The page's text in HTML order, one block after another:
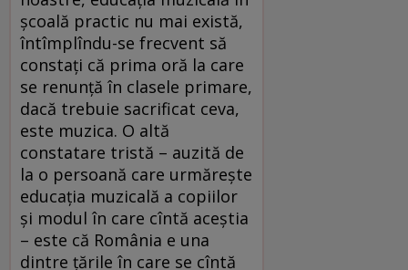
şcoală practic nu mai există,
întîmplîndu-se frecvent să
constaţi că prima oră la care
se renunţă în clasele primare,
dacă trebuie sacrificat ceva,
este muzica. O altă
constatare tristă – auzită de
la o persoană care urmăreşte
educaţia muzicală a copiilor
şi modul în care cîntă aceştia
– este că România e una
dintre ţările în care se cîntă